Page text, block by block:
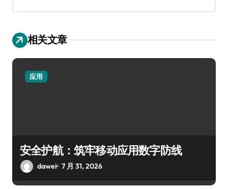
相关文章
应用
安全护航：筑牢移动应用数字防线
dawei 7 月 31, 2026